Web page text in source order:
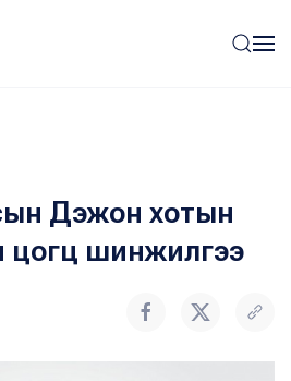
Дэжон хотын
цогц шинжилгээ